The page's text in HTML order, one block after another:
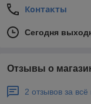
Контакты
Сегодня
Отзывы о
2 отзывов за